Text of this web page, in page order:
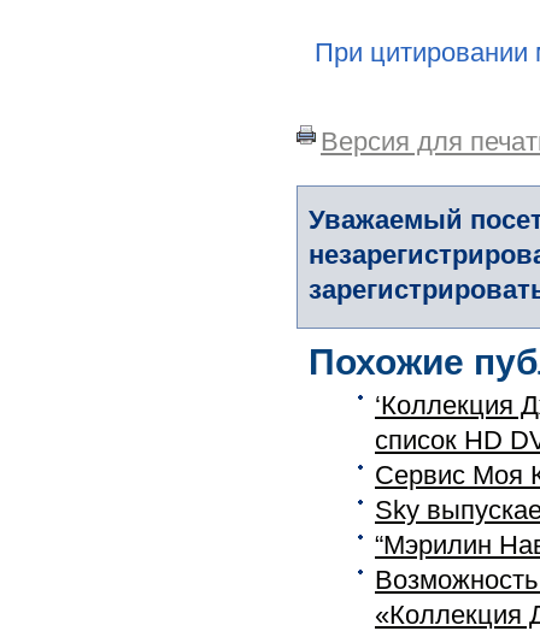
При цитировании
Версия для
Уважаемый
Похожие
‘Коллекция
список HD
Сервис Моя
Sky
“Мэрилин
«Коллекция